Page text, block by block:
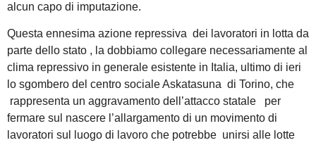
alcun capo di imputazione.
Questa ennesima azione repressiva dei lavoratori in lotta da
parte dello stato , la dobbiamo collegare necessariamente al
clima repressivo in generale esistente in Italia, ultimo di ieri
lo sgombero del centro sociale Askatasuna di Torino, che
rappresenta un aggravamento dell’attacco statale per
fermare sul nascere l’allargamento di un movimento di
lavoratori sul luogo di lavoro che potrebbe unirsi alle lotte